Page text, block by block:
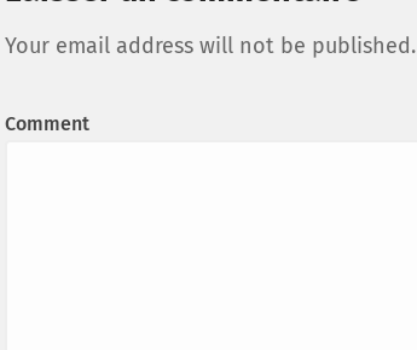
Your email address will not be published.
Comment